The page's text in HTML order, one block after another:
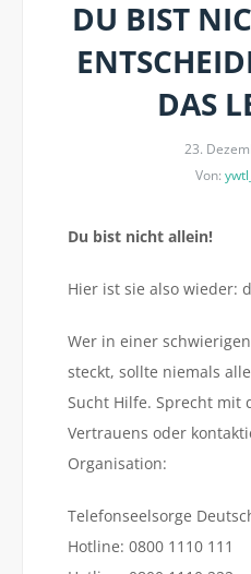
DU BIST
DAS
23.
Von:
Du bist nicht allein!
Hier ist sie also wieder:
Wer in einer
steckt, sollte niemals
Sucht Hilfe. Sprecht mit
Vertrauens oder
Organisation:
Telefonseelsorge
Hotline: 0800 1110 111